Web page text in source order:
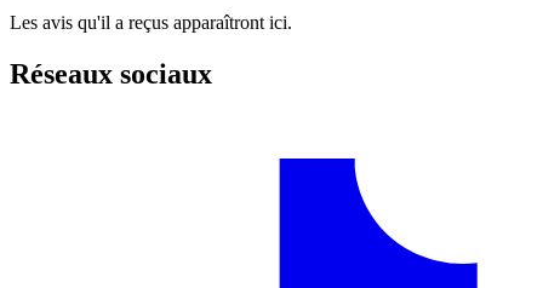
Les avis qu'il a reçus apparaîtront ici.
Réseaux sociaux